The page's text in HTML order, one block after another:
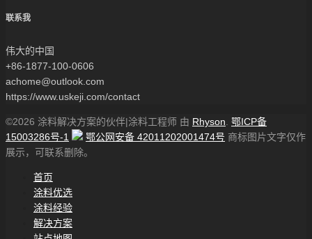
联系我
伟大的中国
+86-1877-100-0606
achome@outlook.com
https://www.uskeji.com/contact
©2026 涂料解决方案的伙伴|涂料工程师 由 Rhyson. 鄂ICP备
15003286号-1
鄂公网安备 42011202001474号 商标图片文字仅作
展示，可联系删除。
首页
涂料优选
涂料经验
解决方案